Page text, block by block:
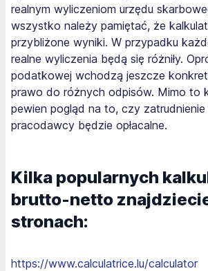
realnym wyliczeniom urzędu
wszystko należy pamiętać, że
przybliżone wyniki. W przypadku
realne wyliczenia będą się różniły.
podatkowej wchodzą jeszcze
prawo do różnych odpisów. Mimo to
pewien pogląd na to, czy zatrudnienie
pracodawcy będzie opłacalne.
Kilka popularnych
brutto-netto
stronach:
https://www.calculatrice.lu/calculator